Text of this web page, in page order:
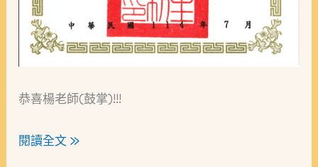
恭喜楊老師(鼓掌)!!!
閱讀全文 »